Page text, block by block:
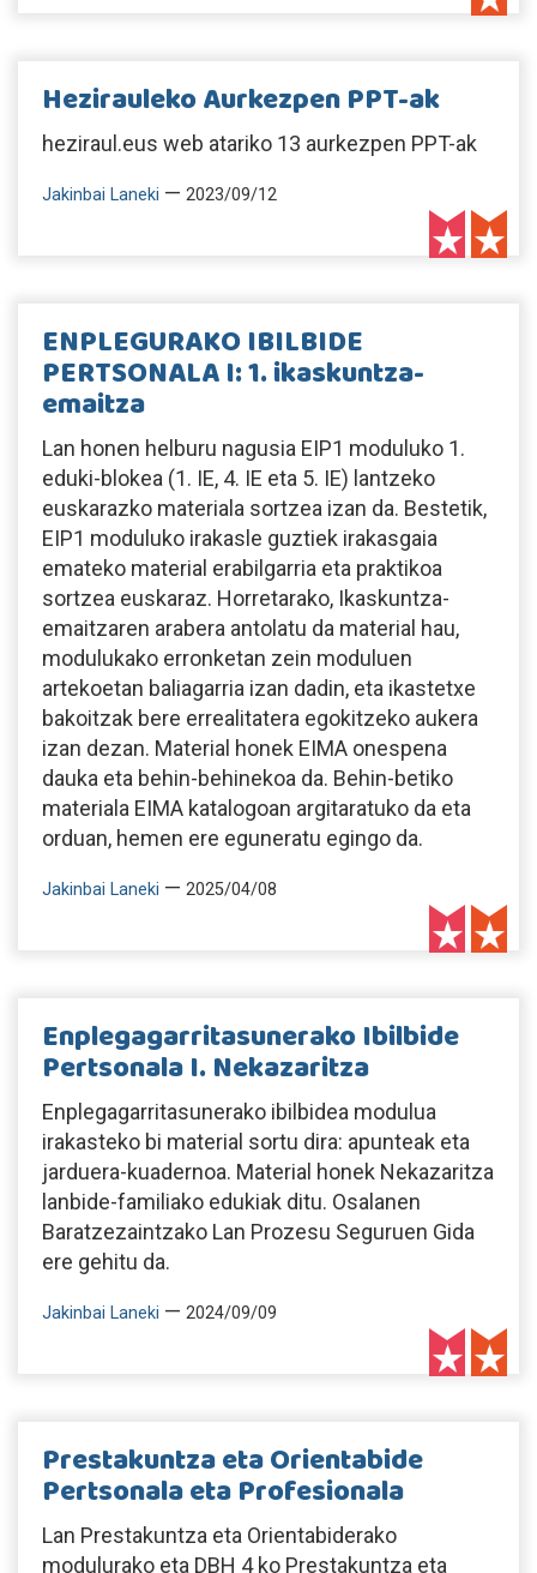
Hezirauleko Aurkezpen PPT-ak
heziraul.eus web atariko 13 aurkezpen PPT-ak
Jakinbai Laneki — 2023/09/12
ENPLEGURAKO IBILBIDE
PERTSONALA I: 1. ikaskuntza-
emaitza
Lan honen helburu nagusia EIP1 moduluko 1.
eduki-blokea (1. IE, 4. IE eta 5. IE) lantzeko
euskarazko materiala sortzea izan da. Bestetik,
EIP1 moduluko irakasle guztiek irakasgaia
emateko material erabilgarria eta praktikoa
sortzea euskaraz. Horretarako, Ikaskuntza-
emaitzaren arabera antolatu da material hau,
modulukako erronketan zein moduluen
artekoetan baliagarria izan dadin, eta ikastetxe
bakoitzak bere errealitatera egokitzeko aukera
izan dezan. Material honek EIMA onespena
dauka eta behin-behinekoa da. Behin-betiko
materiala EIMA katalogoan argitaratuko da eta
orduan, hemen ere eguneratu egingo da.
Jakinbai Laneki — 2025/04/08
Enplegagarritasunerako Ibilbide
Pertsonala I. Nekazaritza
Enplegagarritasunerako ibilbidea modulua
irakasteko bi material sortu dira: apunteak eta
jarduera-kuadernoa. Material honek Nekazaritza
lanbide-familiako edukiak ditu. Osalanen
Baratzezaintzako Lan Prozesu Seguruen Gida
ere gehitu da.
Jakinbai Laneki — 2024/09/09
Prestakuntza eta Orientabide
Pertsonala eta Profesionala
Lan Prestakuntza eta Orientabiderako
modulurako eta DBH 4 ko Prestakuntza eta